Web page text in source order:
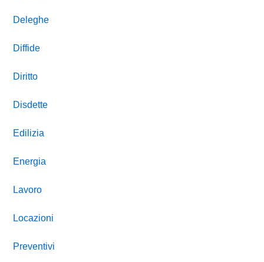
Deleghe
Diffide
Diritto
Disdette
Edilizia
Energia
Lavoro
Locazioni
Preventivi